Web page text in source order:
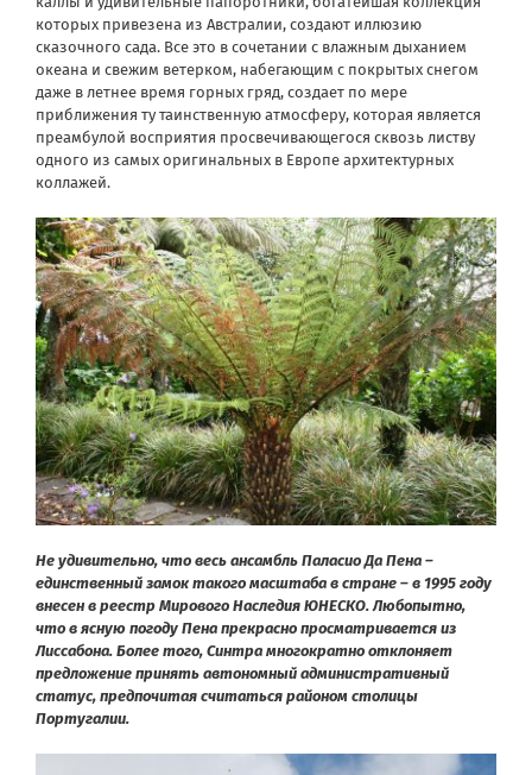
которых привезена из Австралии, создают иллюзию
сказочного сада. Все это в сочетании с влажным дыханием
океана и свежим ветерком, набегающим с покрытых снегом
даже в летнее время горных гряд, создает по мере
приближения ту таинственную атмосферу, которая является
преамбулой восприятия просвечивающегося сквозь листву
одного из самых оригинальных в Европе архитектурных
коллажей.
Не удивительно, что весь ансамбль Паласио Да Пена –
единственный замок такого масштаба в стране – в 1995 году
внесен в реестр Мирового Наследия ЮНЕСКО. Любопытно,
что в ясную погоду Пена прекрасно просматривается из
Лиссабона. Более того, Синтра многократно отклоняет
предложение принять автономный административный
статус, предпочитая считаться районом столицы
Португалии.